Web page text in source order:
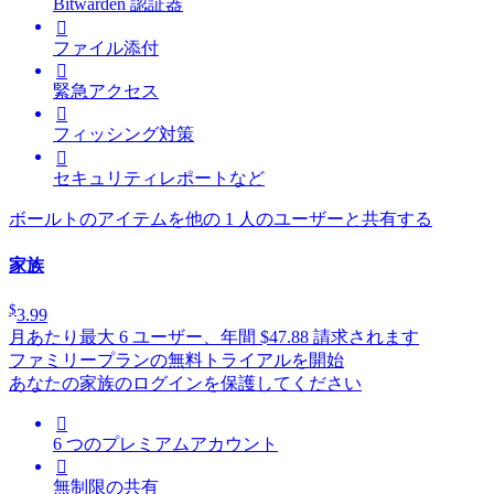
Bitwarden 認証器

ファイル添付

緊急アクセス

フィッシング対策

セキュリティレポートなど
ボールトのアイテムを他の 1 人のユーザーと共有する
家族
$3.99
月あたり 最大 6 ユーザー、年間 $47.88 請求されます
ファミリープランの無料トライアルを開始
あなたの家族のログインを保護してください

6 つのプレミアムアカウント

無制限の共有